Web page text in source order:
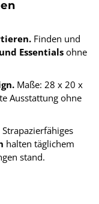
Finden und
Essentialsohne
Maße: 28 x 20 x
Ausstattung ohne
Strapazierfähiges
halten täglichem
stand.